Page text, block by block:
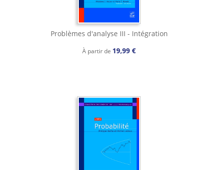
Problèmes d'analyse III - Intégration
À partir de 19,99 €